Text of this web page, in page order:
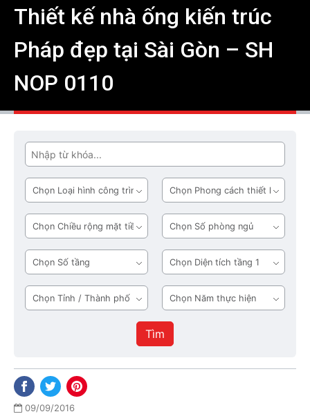
Thiết kế nhà ống kiến trúc
Pháp đẹp tại Sài Gòn – SH
NOP 0110
Tìm
Loại
hình
công
trình
Phong
cách
thiết
kế
Chiều
rộng
mặt
tiền
Số
phòng
ngủ
Số
tầng
Diện
tích
tầng
1
Tỉnh
/
Năm
thực
hiện
Tìm
09/09/2016